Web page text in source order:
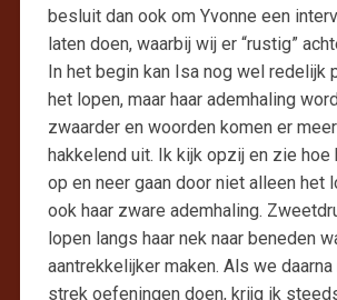
besluit dan ook om Yvonne een
laten doen, waarbij wij er “rustig”
In het begin kan Isa nog wel redelijk
het lopen, maar haar ademhaling
zwaarder en woorden komen er
hakkelend uit. Ik kijk opzij en zie hoe
op en neer gaan door niet alleen het
ook haar zware ademhaling.
lopen langs haar nek naar beneden
aantrekkelijker maken. Als we
strek oefeningen doen, krijg ik